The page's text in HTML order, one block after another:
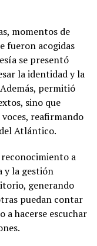
momentos de
fueron acogidas
se presentó
la identidad y la
permitió
sino que
reafirmando
Atlántico.
a
y la gestión
generando
puedan contar
a hacerse escuchar